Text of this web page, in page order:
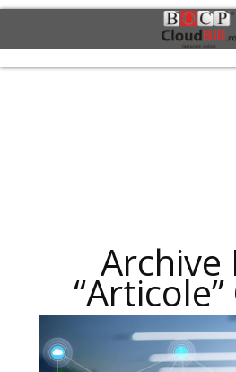
Archive